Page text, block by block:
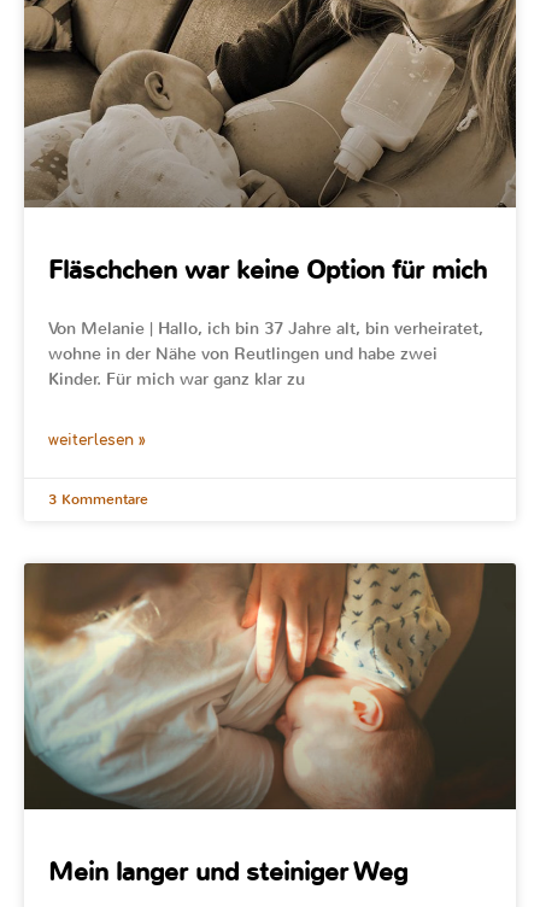
Fläschchen war keine Option für mich
Von Melanie | Hallo, ich bin 37 Jahre alt, bin verheiratet,
wohne in der Nähe von Reutlingen und habe zwei
Kinder. Für mich war ganz klar zu
weiterlesen »
3 Kommentare
Mein langer und steiniger Weg